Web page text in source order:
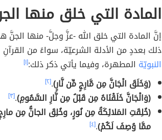
المادة التي خلق منها
إنَّ المادة التي خلق الله -عزَّ وجلَّ- منها الجنَّ
ذلك بعددٍ من الأدلة الشرعيّة، سواءً من القرآنِ
النبويّة المطهرة، وفيما يأتي ذكر ذلك:[١]
(وَخَلَقَ الْجَانَّ مِن مَّارِجٍ مِّن نَّارٍ).[٢]
(وَالْجَانَّ خَلَقْنَاهُ مِن قَبْلُ مِن نَّارِ السَّمُومِ).[٣]
(خُلِقَتِ المَلائِكَةُ مِن نُورٍ، وخُلِقَ الجانُّ مِن
ممَّا وُصِفَ لَكُمْ).[٤]